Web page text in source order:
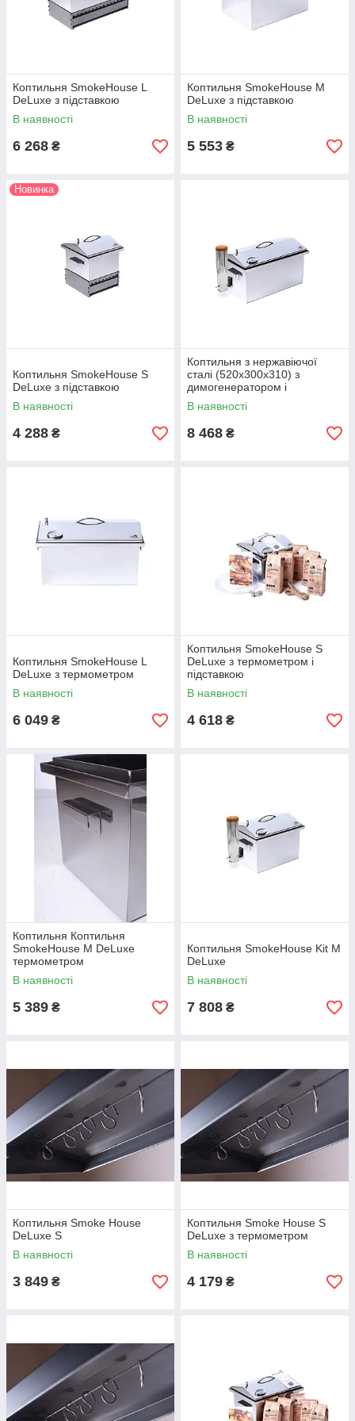
Коптильня SmokeHouse L
DeLuxe з підставкою
В наявності
6 268 ₴
Коптильня SmokeHouse M
DeLuxe з підставкою
В наявності
5 553 ₴
Новинка
Коптильня SmokeHouse S
DeLuxe з підставкою
В наявності
4 288 ₴
Коптильня з нержавіючої
сталі (520x300x310) з
димогенератором і
термометром
В наявності
8 468 ₴
Коптильня SmokeHouse L
DeLuxe з термометром
В наявності
6 049 ₴
Коптильня SmokeHouse S
DeLuxe з термометром і
підставкою
В наявності
4 618 ₴
Коптильня Коптильня
SmokeHouse M DeLuxe
термометром
В наявності
5 389 ₴
Коптильня SmokeHouse Kit M
DeLuxe
В наявності
7 808 ₴
Коптильня Smoke House
DeLuxe S
В наявності
3 849 ₴
Коптильня Smoke House S
DeLuxe з термометром
В наявності
4 179 ₴